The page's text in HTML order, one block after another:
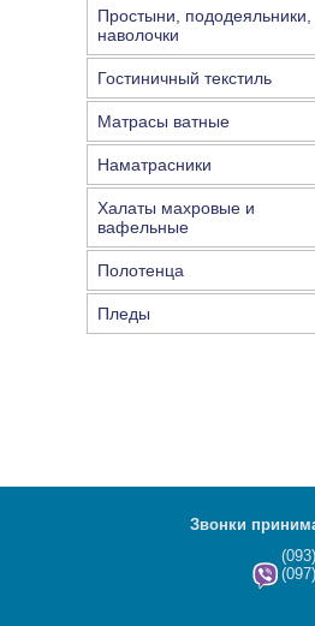
Простыни, пододеяльники,
наволочки
Гостиничный текстиль
Матрасы ватные
Наматрасники
Халаты махровые и
вафельные
Полотенца
Пледы
Звонки